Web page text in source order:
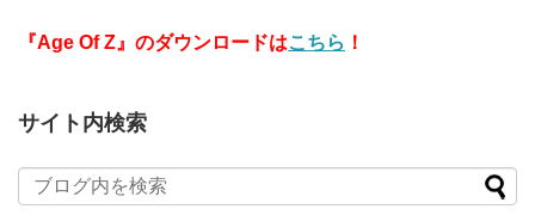
『Age Of Z』のダウンロードはこちら ！
サイト内検索